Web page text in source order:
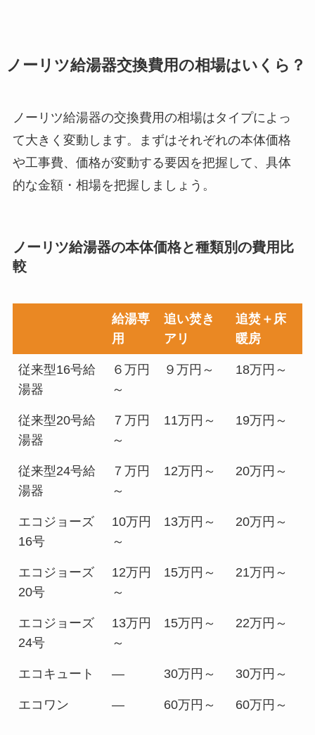
ノーリツ給湯器交換費用の相場はいくら？
ノーリツ給湯器の交換費用の相場はタイプによっ
て大きく変動します。まずはそれぞれの本体価格
や工事費、価格が変動する要因を把握して、具体
的な金額・相場を把握しましょう。
ノーリツ給湯器の本体価格と種類別の費用比
較
給湯専
用
追い焚き
アリ
追焚＋床
暖房
従来型16号給
湯器
６万円
～
９万円～ 18万円～
従来型20号給
湯器
７万円
～
11万円～ 19万円～
従来型24号給
湯器
７万円
～
12万円～ 20万円～
エコジョーズ
16号
10万円
～
13万円～ 20万円～
エコジョーズ
20号
12万円
～
15万円～ 21万円～
エコジョーズ
24号
13万円
～
15万円～ 22万円～
エコキュート ― 30万円～ 30万円～
エコワン ― 60万円～ 60万円～